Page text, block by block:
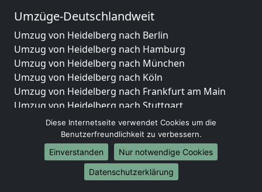
Umzüge-Deutschlandweit
Umzug von Heidelberg nach Berlin
Umzug von Heidelberg nach Hamburg
Umzug von Heidelberg nach München
Umzug von Heidelberg nach Köln
Umzug von Heidelberg nach Frankfurt am Main
Umzug von Heidelberg nach Stuttgart
Umzug von Heidelberg nach Düsseldorf
Umzug von Heidelberg nach Leipzig
Umzug von Heidelberg nach Dortmund
Umzug von Heidelberg nach Essen
Umzug von Heidelberg nach Bremen
Diese Internetseite verwendet Cookies um die
Benutzerfreundlichkeit zu verbessern.
Einverstanden
Nur notwendige Cookies
Datenschutzerklärung